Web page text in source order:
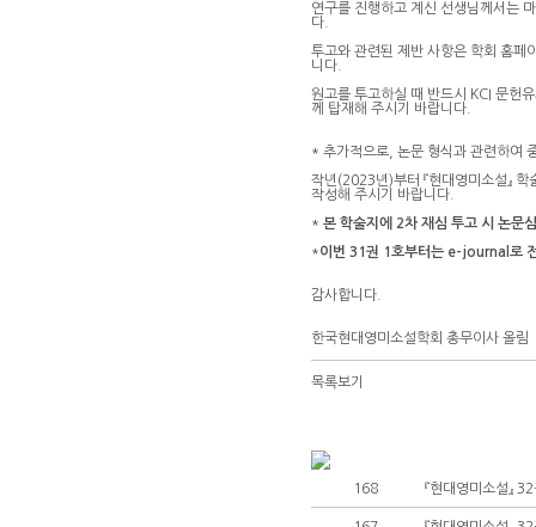
연구를 진행하고 계신 선생님께서는
다.
투고와 관련된 제반 사항은 학회 홈
니다.
원고를 투고하실 때 반드시 KCI 문
께 탑재해 주시기 바랍니다.
* 추가적으로, 논문 형식과 관련하여
작년(2023년)부터 『현대영미소설』
작성해 주시기 바랍니다.
* 본 학술지에 2차 재심 투고 시 논문
*이번 31권 1호부터는 e-journal로
감사합니다.
한국현대영미소설학회 총무이사 올림
목록보기
168 『현대영미소설』